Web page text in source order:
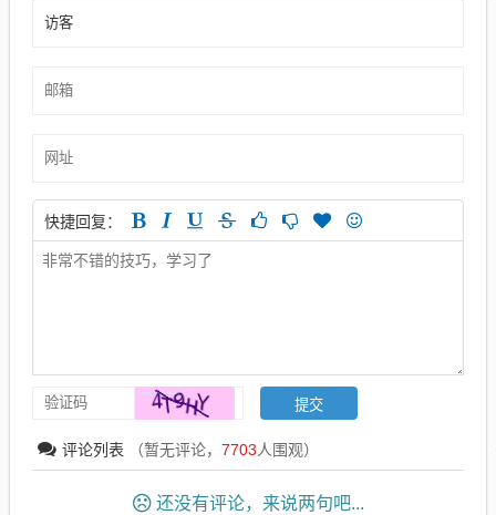
快捷回复：
评论列表 （暂无评论， 7703人围观）
还没有评论，来说两句吧...